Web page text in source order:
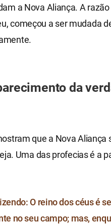
a Nova Aliança. A
começou a ser mudada
da
que a Nova Aliança
Uma das profecias é a
O reino dos céus é
no seu campo; mas,